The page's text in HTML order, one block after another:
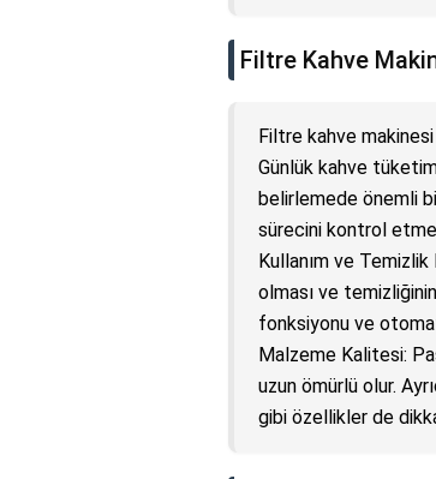
Filtre Kahve
Filtre kahve
Günlük kahve
belirlemede önemli
sürecini kontrol
Kullanım ve
olması ve
fonksiyonu ve
Malzeme Kalitesi:
uzun ömürlü olur.
gibi özellikler de